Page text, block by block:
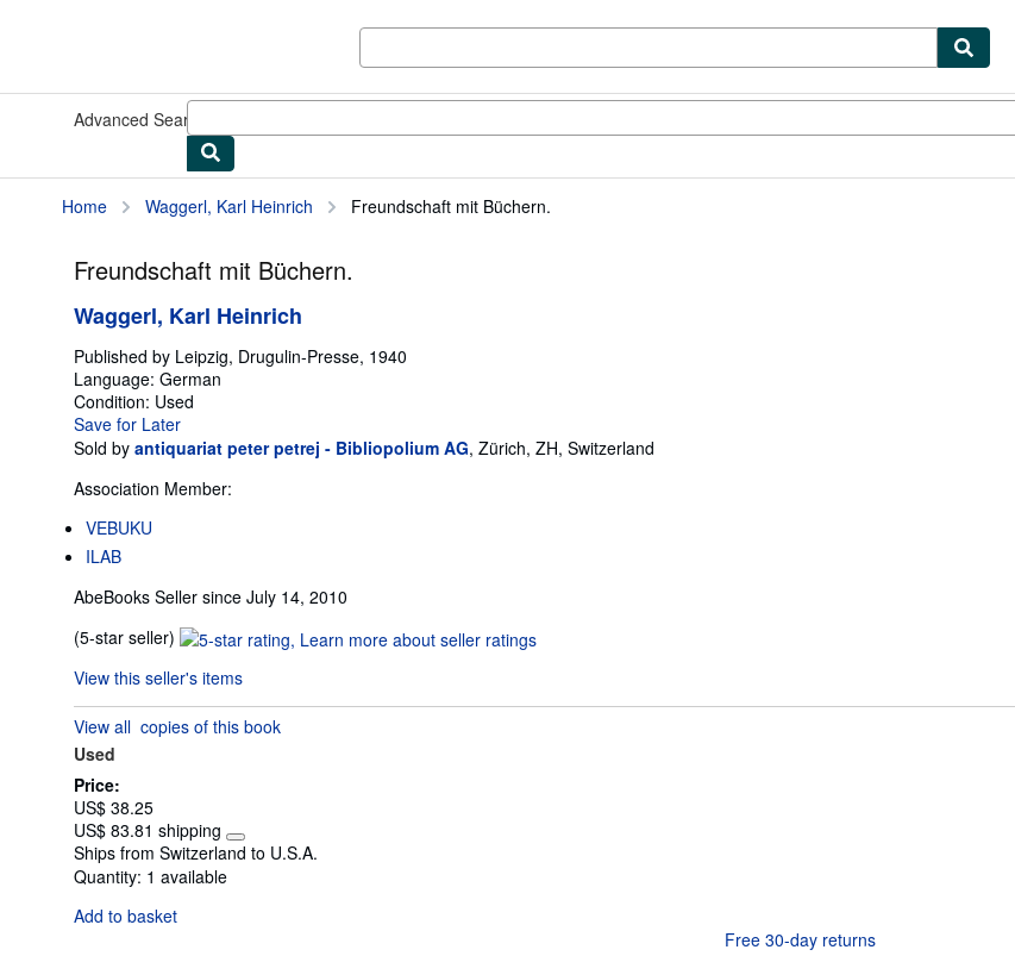
Advanced Search
Home Waggerl, Karl Heinrich Freundschaft mit Büchern.
Freundschaft mit Büchern.
Waggerl, Karl Heinrich
Published by Leipzig, Drugulin-Presse, 1940
Language: German
Condition: Used
Save for Later
Sold by antiquariat peter petrej - Bibliopolium AG, Zürich, ZH, Switzerland
Association Member:
VEBUKU
ILAB
AbeBooks Seller since July 14, 2010
(5-star seller) Seller
5
out
of
View this seller's items
View all copies of this book
Used
Price:
US$ 38.25
US$ 83.81 shipping
Learn
more
Ships from Switzerland to U.S.A.
Quantity: 1 available
Add to basket
Free 30-day returns